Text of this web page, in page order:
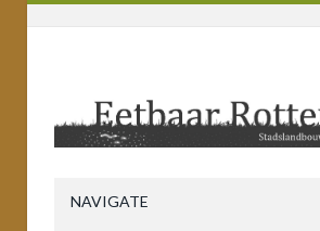
NAVIGATE